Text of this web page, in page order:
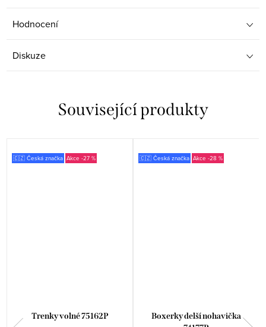
Hodnocení
Diskuze
Související produkty
🇨🇿 Česká značka -27 %
Trenky volné 75162P
🇨🇿 Česká značka -28 %
Boxerky delší nohavička